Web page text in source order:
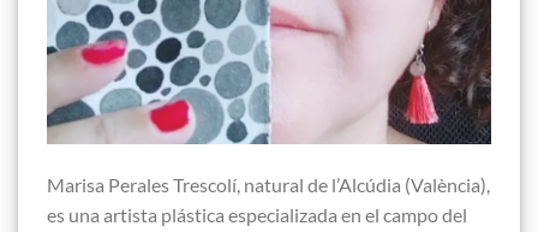
Marisa Perales Trescolí, natural de l’Alcúdia (València),
es una artista plástica especializada en el campo del